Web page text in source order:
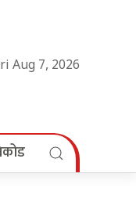
Aug 7, 2026